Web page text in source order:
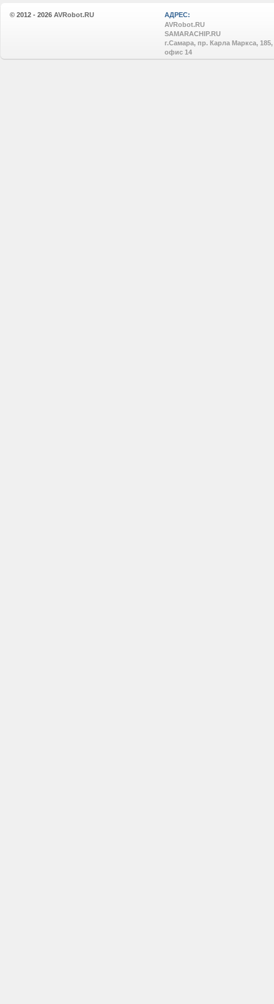
© 2012 - 2026 AVRobot.RU
АДРЕС:
AVRobot.RU
SAMARACHIP.RU
г.Самара, пр. Карла Маркса, 185,
офис 14